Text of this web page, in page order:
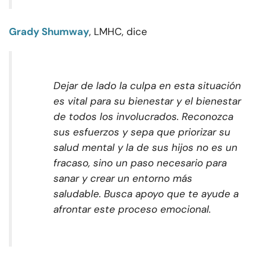
Grady Shumway, LMHC, dice
Dejar de lado la culpa en esta situación
es vital para su bienestar y el bienestar
de todos los involucrados. Reconozca
sus esfuerzos y sepa que priorizar su
salud mental y la de sus hijos no es un
fracaso, sino un paso necesario para
sanar y crear un entorno más
saludable. Busca apoyo que te ayude a
afrontar este proceso emocional.